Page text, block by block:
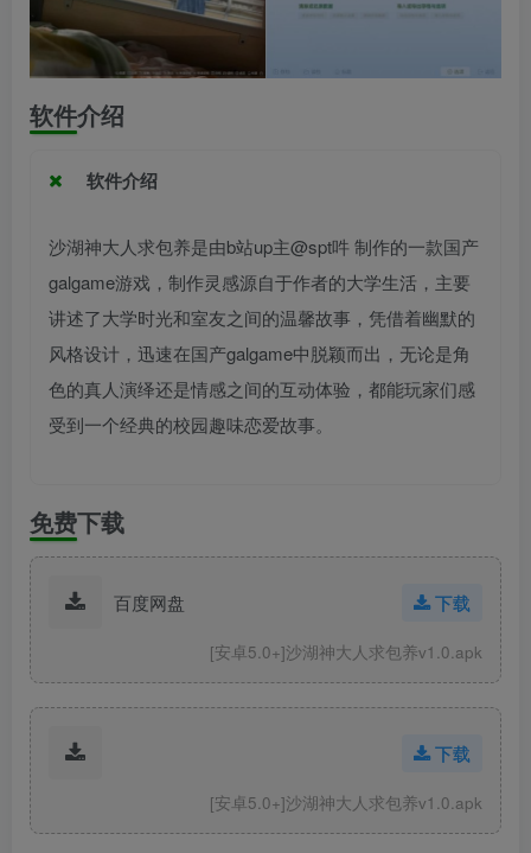
软件介绍
软件介绍
沙湖神大人求包养是由b站up主@spt吽 制作的一款国产
galgame游戏，制作灵感源自于作者的大学生活，主要
讲述了大学时光和室友之间的温馨故事，凭借着幽默的
风格设计，迅速在国产galgame中脱颖而出，无论是角
色的真人演绎还是情感之间的互动体验，都能玩家们感
受到一个经典的校园趣味恋爱故事。
免费下载
百度网盘 下载
[安卓5.0+]沙湖神大人求包养v1.0.apk
下载
[安卓5.0+]沙湖神大人求包养v1.0.apk